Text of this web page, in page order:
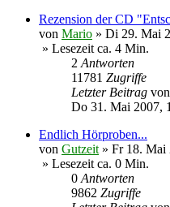
Rezension der CD
von Mario » Di 29. Mai
» Lesezeit ca. 4 Min.
2Antworten
11781 Zugriffe
Letzter Beitrag von
Do 31. Mai 2007,
Endlich Hörproben...
von Gutzeit» Fr 18. Mai
» Lesezeit ca. 0 Min.
0Antworten
9862 Zugriffe